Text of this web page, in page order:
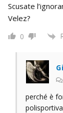
Scusate
Velez?
0
perché è